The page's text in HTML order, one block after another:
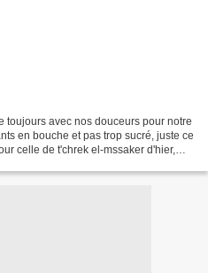
toujours avec nos douceurs pour notre
en bouche et pas trop sucré, juste ce
celle de t'chrek el-mssaker d'hier,